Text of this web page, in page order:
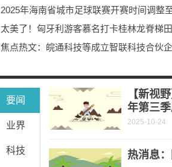
2025年海南省城市足球联赛开赛时间调整
太美了！匈牙利游客慕名打卡桂林龙脊梯田
焦点热文：皖通科技等成立智联科技合伙
要闻
业界
科技
【新视
年第三
2025-10-24
热消息